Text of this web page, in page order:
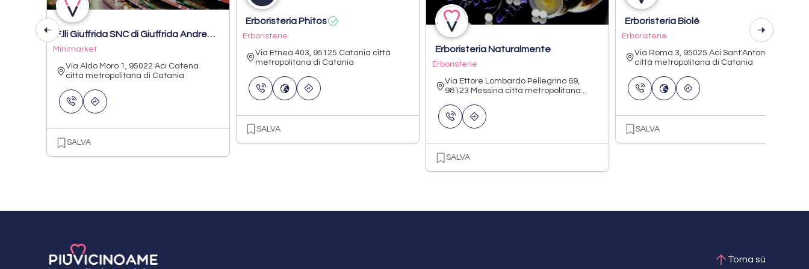
F.lli Giuffrida SNC di Giuffrida Andrea & C.
Minimarket
Via Aldo Moro 1, 95022 Aci Catena
città metropolitana di Catania
SALVA
Erboristeria Phitos
Erboristerie
Via Etnea 403, 95125 Catania città
metropolitana di Catania
SALVA
Erboristeria Naturalmente
Erboristerie
Via Ettore Lombardo Pellegrino 69,
98123 Messina città metropolitana...
SALVA
Erboristeria Biolè
Erboristerie
Via Roma 3, 95025 Aci Sant'Antonio
città metropolitana di Catania
SALVA
Torna sù